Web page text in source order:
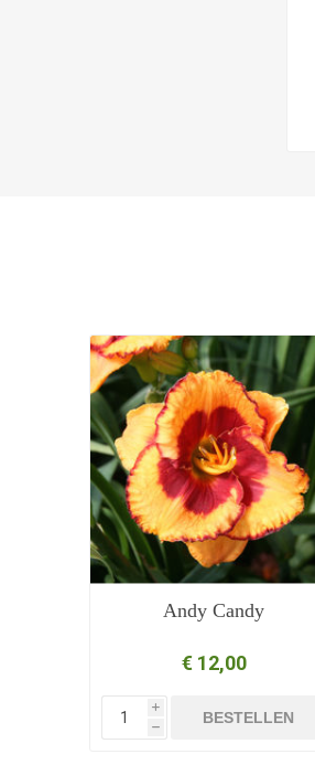
Andy Candy
€ 12,00
i
h
BESTELLEN